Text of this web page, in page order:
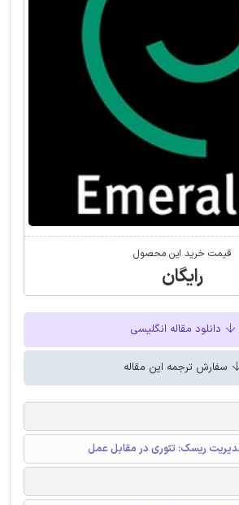
قیمت خرید این محصول
رایگان
دانلود مقاله انگلیسی
سفارش ترجمه این مقاله
ریسک: تئوری در مقابل عمل